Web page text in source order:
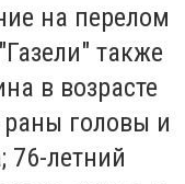
на перелом
также
в возрасте
раны головы и
76-летний